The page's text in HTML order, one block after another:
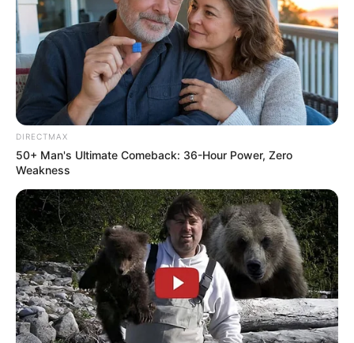
These 9 Actresses Will Make You Rethink Good And
Evil!
BRAINBERRIES
DIRECTMAX
50+ Man's Ultimate Comeback: 36-Hour Power, Zero
Weakness